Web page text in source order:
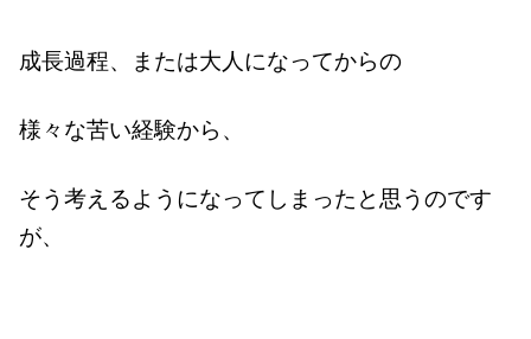
成長過程、または大人になってからの
様々な苦い経験から、
そう考えるようになってしまったと思うのです
が、